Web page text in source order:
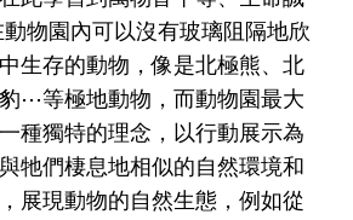
物園內可以沒有玻璃阻隔地欣
生存的動物，像是北極熊、北
⋯等極地動物，而動物園最大
種獨特的理念，以行動展示為
牠們棲息地相似的自然環境和
展現動物的自然生態，例如從